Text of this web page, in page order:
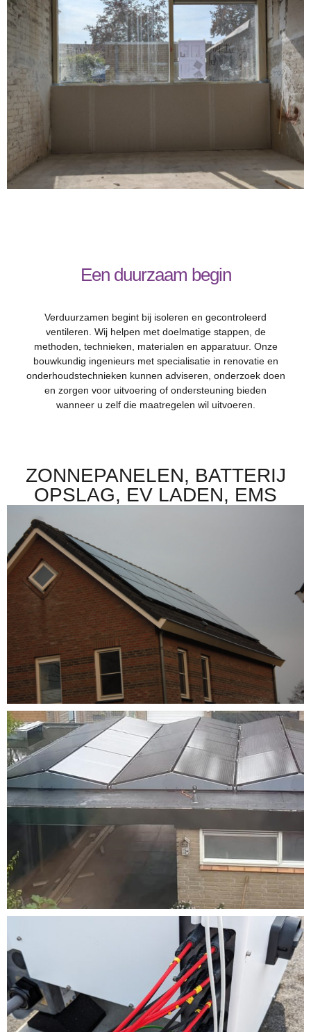
Een duurzaam begin
Verduurzamen begint bij isoleren en gecontroleerd
ventileren. Wij helpen met doelmatige stappen, de
methoden, technieken, materialen en apparatuur. Onze
bouwkundig ingenieurs met specialisatie in renovatie en
onderhoudstechnieken kunnen adviseren, onderzoek doen
en zorgen voor uitvoering of ondersteuning bieden
wanneer u zelf die maatregelen wil uitvoeren.
ZONNEPANELEN, BATTERIJ
OPSLAG, EV LADEN, EMS